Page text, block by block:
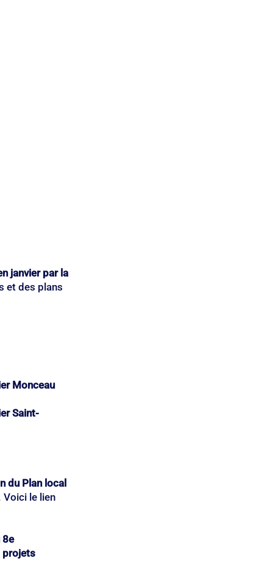
janvier par la
et des plans
Monceau
Saint-
du Plan local
Voici le lien
8e
projets